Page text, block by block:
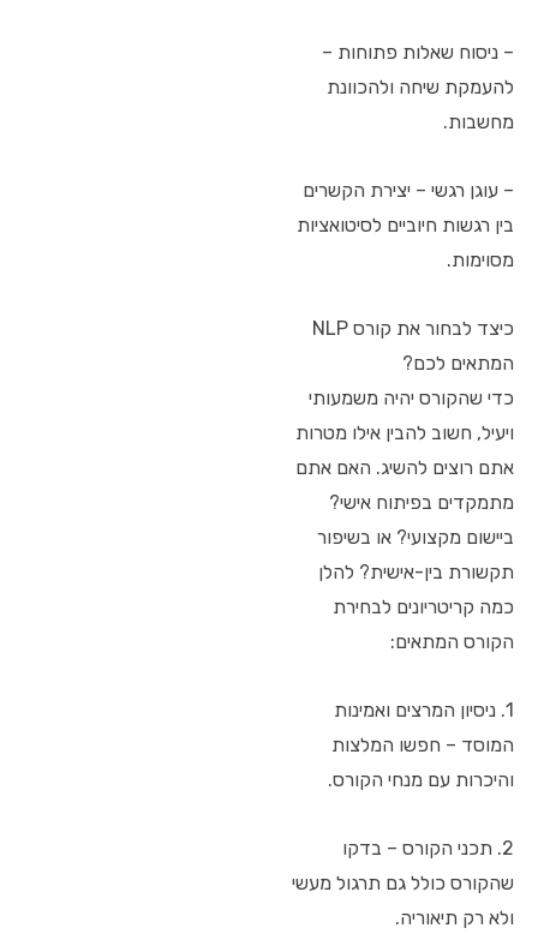
– ניסוח שאלות פתוחות –
להעמקת שיחה ולהכוונת
מחשבות.
– עוגן רגשי – יצירת הקשרים
בין רגשות חיוביים לסיטואציות
מסוימות.
כיצד לבחור את קורס NLP
המתאים לכם?
כדי שהקורס יהיה משמעותי
ויעיל, חשוב להבין אילו מטרות
אתם רוצים להשיג. האם אתם
מתמקדים בפיתוח אישי?
ביישום מקצועי? או בשיפור
תקשורת בין-אישית? להלן
כמה קריטריונים לבחירת
הקורס המתאים:
1. ניסיון המרצים ואמינות
המוסד – חפשו המלצות
והיכרות עם מנחי הקורס.
2. תכני הקורס – בדקו
שהקורס כולל גם תרגול מעשי
ולא רק תיאוריה.